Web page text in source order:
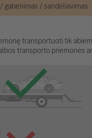
gabenimas / sandėliavimas
transportuoti tik
transporto priemonės